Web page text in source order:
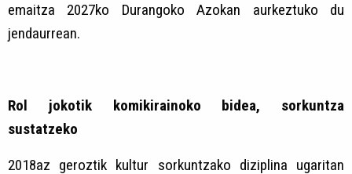
emaitza 2027ko Durangoko Azokan aurkeztuko du
jendaurrean.
Rol jokotik komikirainoko bidea, sorkuntza
sustatzeko
2018az geroztik kultur sorkuntzako diziplina ugaritan